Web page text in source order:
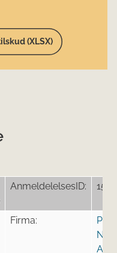
(XLSX)
AnmeldelelsesID:
Firma:
APS